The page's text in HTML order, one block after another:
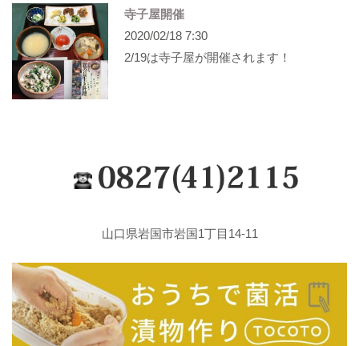
寺子屋開催
2020/02/18 7:30
2/19は寺子屋が開催されます！
山口県岩国市岩国1丁目14-11